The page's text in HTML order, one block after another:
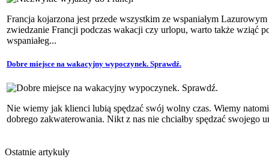
Francja kojarzona jest przede wszystkim ze wspaniałym
zwiedzanie Francji podczas wakacji czy urlopu, warto także wziąć
wspaniałeg...
Dobre miejsce na wakacyjny wypoczynek. Sprawdź.
Nie wiemy jak klienci lubią spędzać swój wolny czas. Wiemy
dobrego zakwaterowania. Nikt z nas nie chciałby spędzać swojego
Ostatnie artykuły